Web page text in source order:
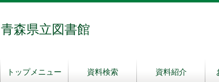
青森県立図書館
トップメニュー 資料検索 資料紹介